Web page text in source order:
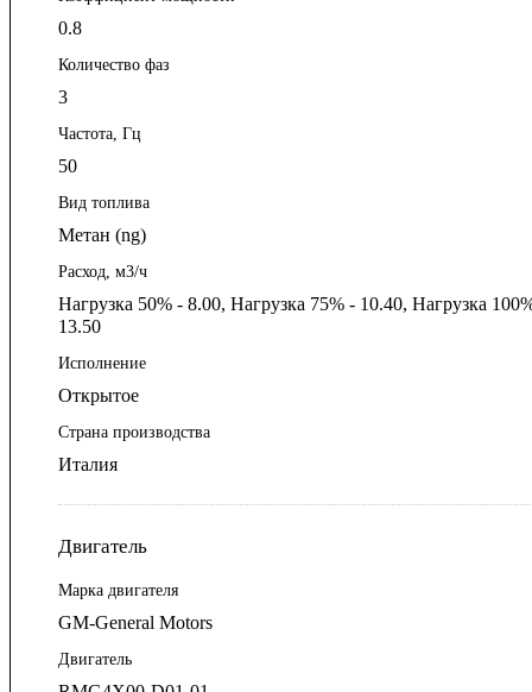
0.8
Количество фаз
3
Частота, Гц
50
Вид топлива
Метан (ng)
Расход, м3/ч
Нагрузка 50% - 8.00, Нагрузка 75% - 10.40, Нагрузка
13.50
Исполнение
Открытое
Страна производства
Италия
Двигатель
Марка двигателя
GM-General Motors
Двигатель